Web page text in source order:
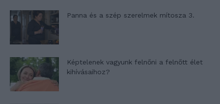
Panna és a szép szerelmek mítosza 3.
Képtelenek vagyunk felnőni a felnőtt élet
kihívásaihoz?